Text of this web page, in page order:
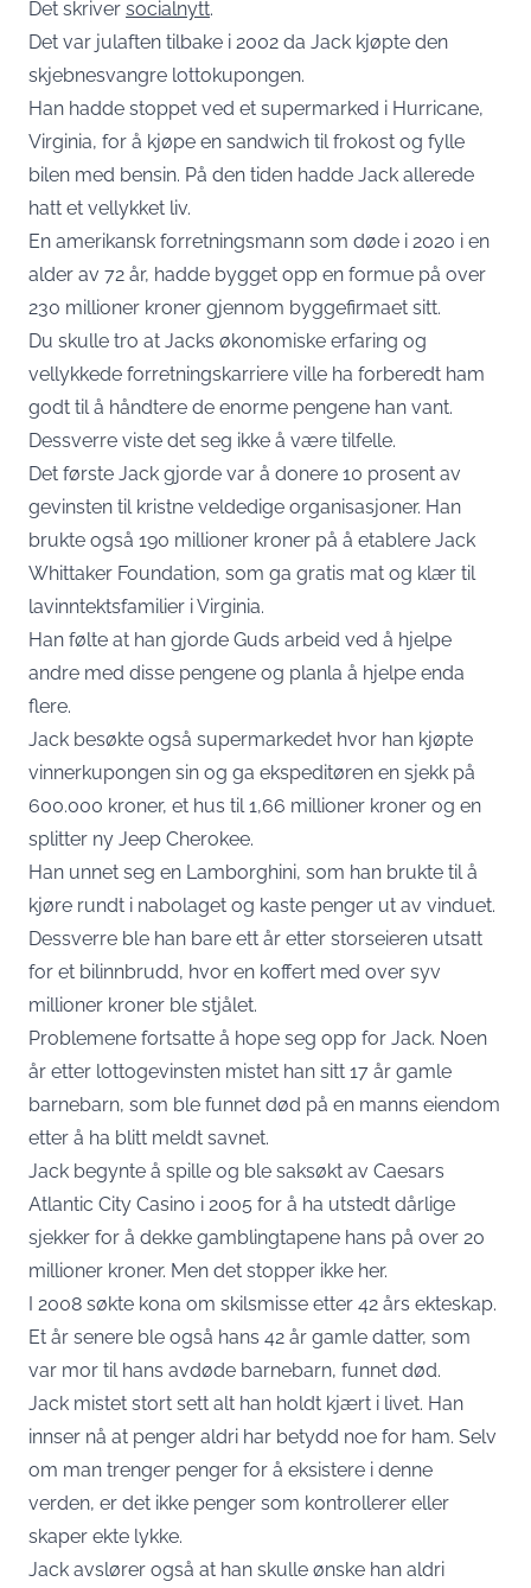
Det skriver socialnytt.
Det var julaften tilbake i 2002 da Jack kjøpte den
skjebnesvangre lottokupongen.
Han hadde stoppet ved et supermarked i Hurricane,
Virginia, for å kjøpe en sandwich til frokost og fylle
bilen med bensin. På den tiden hadde Jack allerede
hatt et vellykket liv.
En amerikansk forretningsmann som døde i 2020 i en
alder av 72 år, hadde bygget opp en formue på over
230 millioner kroner gjennom byggefirmaet sitt.
Du skulle tro at Jacks økonomiske erfaring og
vellykkede forretningskarriere ville ha forberedt ham
godt til å håndtere de enorme pengene han vant.
Dessverre viste det seg ikke å være tilfelle.
Det første Jack gjorde var å donere 10 prosent av
gevinsten til kristne veldedige organisasjoner. Han
brukte også 190 millioner kroner på å etablere Jack
Whittaker Foundation, som ga gratis mat og klær til
lavinntektsfamilier i Virginia.
Han følte at han gjorde Guds arbeid ved å hjelpe
andre med disse pengene og planla å hjelpe enda
flere.
Jack besøkte også supermarkedet hvor han kjøpte
vinnerkupongen sin og ga ekspeditøren en sjekk på
600.000 kroner, et hus til 1,66 millioner kroner og en
splitter ny Jeep Cherokee.
Han unnet seg en Lamborghini, som han brukte til å
kjøre rundt i nabolaget og kaste penger ut av vinduet.
Dessverre ble han bare ett år etter storseieren utsatt
for et bilinnbrudd, hvor en koffert med over syv
millioner kroner ble stjålet.
Problemene fortsatte å hope seg opp for Jack. Noen
år etter lottogevinsten mistet han sitt 17 år gamle
barnebarn, som ble funnet død på en manns eiendom
etter å ha blitt meldt savnet.
Jack begynte å spille og ble saksøkt av Caesars
Atlantic City Casino i 2005 for å ha utstedt dårlige
sjekker for å dekke gamblingtapene hans på over 20
millioner kroner. Men det stopper ikke her.
I 2008 søkte kona om skilsmisse etter 42 års ekteskap.
Et år senere ble også hans 42 år gamle datter, som
var mor til hans avdøde barnebarn, funnet død.
Jack mistet stort sett alt han holdt kjært i livet. Han
innser nå at penger aldri har betydd noe for ham. Selv
om man trenger penger for å eksistere i denne
verden, er det ikke penger som kontrollerer eller
skaper ekte lykke.
Jack avslører også at han skulle ønske han aldri